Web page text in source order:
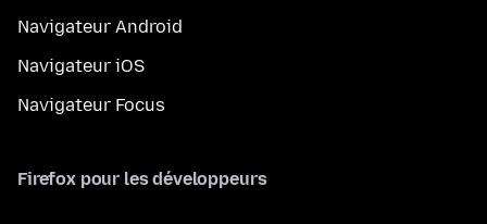
Navigateur Android
Navigateur iOS
Navigateur Focus
Firefox pour les développeurs